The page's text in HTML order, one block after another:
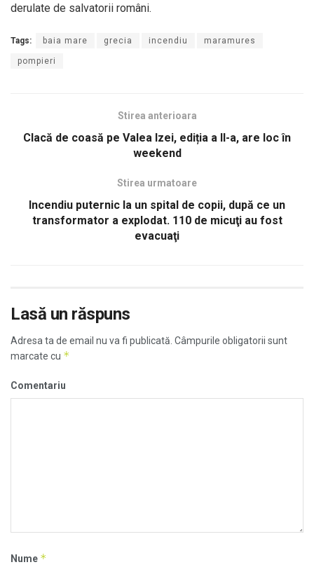
derulate de salvatorii români.
Tags: baia mare grecia incendiu maramures
pompieri
Stirea anterioara
Clacă de coasă pe Valea Izei, ediția a II-a, are loc în
weekend
Stirea urmatoare
Incendiu puternic la un spital de copii, după ce un
transformator a explodat. 110 de micuţi au fost
evacuaţi
Lasă un răspuns
Adresa ta de email nu va fi publicată. Câmpurile obligatorii sunt
marcate cu *
Comentariu
Nume *